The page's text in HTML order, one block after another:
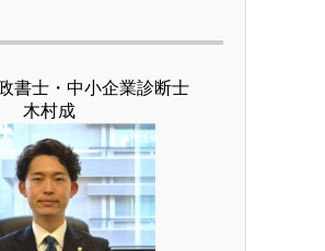
書士・中小企業診断士
木村成